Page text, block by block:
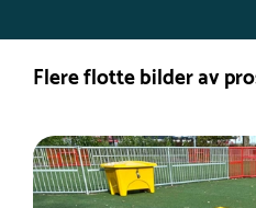
Flere flotte bilder av